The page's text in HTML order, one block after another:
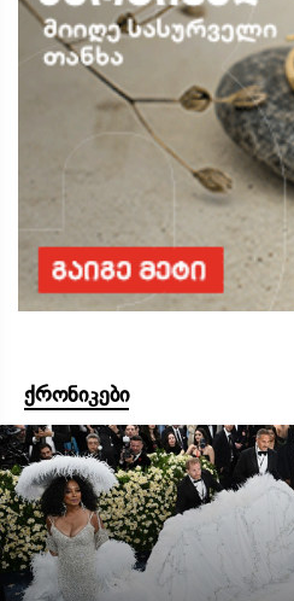
ქრონიკები